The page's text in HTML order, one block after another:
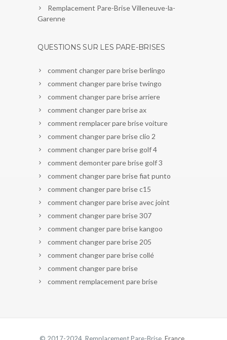
Remplacement Pare-Brise Villeneuve-la-
Garenne
QUESTIONS SUR LES PARE-BRISES
comment changer pare brise berlingo
comment changer pare brise twingo
comment changer pare brise arriere
comment changer pare brise ax
comment remplacer pare brise voiture
comment changer pare brise clio 2
comment changer pare brise golf 4
comment demonter pare brise golf 3
comment changer pare brise fiat punto
comment changer pare brise c15
comment changer pare brise avec joint
comment changer pare brise 307
comment changer pare brise kangoo
comment changer pare brise 205
comment changer pare brise collé
comment changer pare brise
comment remplacement pare brise